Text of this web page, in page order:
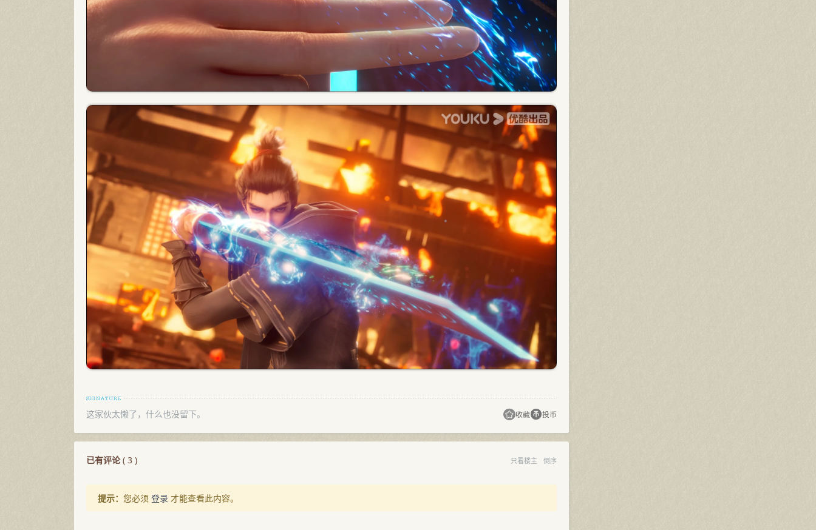
这家伙太懒了，什么也没留下。 收藏 投币
已有评论( 3 ) 只看楼主 倒序
提示： 您必须 登录 才能查看此内容。